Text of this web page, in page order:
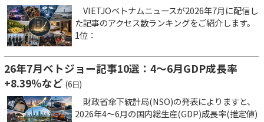
VIETJOベトナムニュースが2026年7月に配信し
た記事のアクセス数ランキングをご紹介します。
1位：
26年7月ベトジョー記事10選：4～6月GDP成長率
+8.39％など (6日)
財政省傘下統計局(NSO)の発表によりますと、
2026年4～6月の国内総生産(GDP)成長率(推定値)